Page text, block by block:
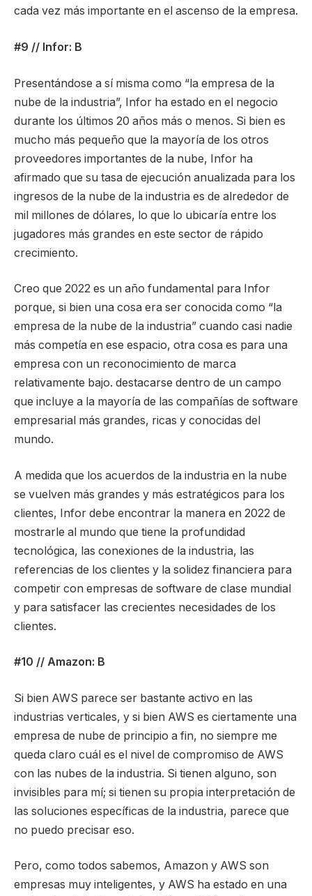
cada vez más importante en el ascenso de la empresa.
#9 // Infor: B
Presentándose a sí misma como “la empresa de la
nube de la industria”, Infor ha estado en el negocio
durante los últimos 20 años más o menos. Si bien es
mucho más pequeño que la mayoría de los otros
proveedores importantes de la nube, Infor ha
afirmado que su tasa de ejecución anualizada para los
ingresos de la nube de la industria es de alrededor de
mil millones de dólares, lo que lo ubicaría entre los
jugadores más grandes en este sector de rápido
crecimiento.
Creo que 2022 es un año fundamental para Infor
porque, si bien una cosa era ser conocida como “la
empresa de la nube de la industria” cuando casi nadie
más competía en ese espacio, otra cosa es para una
empresa con un reconocimiento de marca
relativamente bajo. destacarse dentro de un campo
que incluye a la mayoría de las compañías de software
empresarial más grandes, ricas y conocidas del
mundo.
A medida que los acuerdos de la industria en la nube
se vuelven más grandes y más estratégicos para los
clientes, Infor debe encontrar la manera en 2022 de
mostrarle al mundo que tiene la profundidad
tecnológica, las conexiones de la industria, las
referencias de los clientes y la solidez financiera para
competir con empresas de software de clase mundial
y para satisfacer las crecientes necesidades de los
clientes.
#10 // Amazon: B
Si bien AWS parece ser bastante activo en las
industrias verticales, y si bien AWS es ciertamente una
empresa de nube de principio a fin, no siempre me
queda claro cuál es el nivel de compromiso de AWS
con las nubes de la industria. Si tienen alguno, son
invisibles para mí; si tienen su propia interpretación de
las soluciones específicas de la industria, parece que
no puedo precisar eso.
Pero, como todos sabemos, Amazon y AWS son
empresas muy inteligentes, y AWS ha estado en una